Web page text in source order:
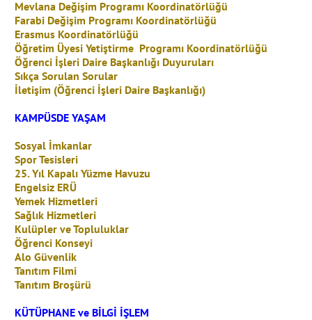
Mevlana Değişim Programı Koordinatörlüğü
Farabi Değişim Programı Koordinatörlüğü
Erasmus Koordinatörlüğü
Öğretim Üyesi Yetiştirme Programı Koordinatörlüğü
Öğrenci İşleri Daire Başkanlığı Duyuruları
Sıkça Sorulan Sorular
İletişim (Öğrenci İşleri Daire Başkanlığı)
KAMPÜSDE YAŞAM
Sosyal İmkanlar
Spor Tesisleri
25. Yıl Kapalı Yüzme Havuzu
Engelsiz ERÜ
Yemek Hizmetleri
Sağlık Hizmetleri
Kulüpler ve Topluluklar
Öğrenci Konseyi
Alo Güvenlik
Tanıtım Filmi
Tanıtım Broşürü
KÜTÜPHANE ve BİLGİ İŞLEM